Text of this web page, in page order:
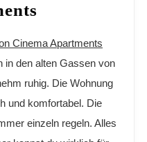
Cinema Apartments
in den alten Gassen von
ruhig. Die Wohnung
und komfortabel. Die
einzeln regeln. Alles